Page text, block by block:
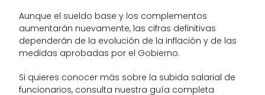
Aunque el sueldo base y los complementos
aumentarán nuevamente, las cifras definitivas
dependerán de la evolución de la inflación y de las
medidas aprobadas por el Gobierno.
Si quieres conocer más sobre la subida salarial de
funcionarios, consulta nuestra guía completa